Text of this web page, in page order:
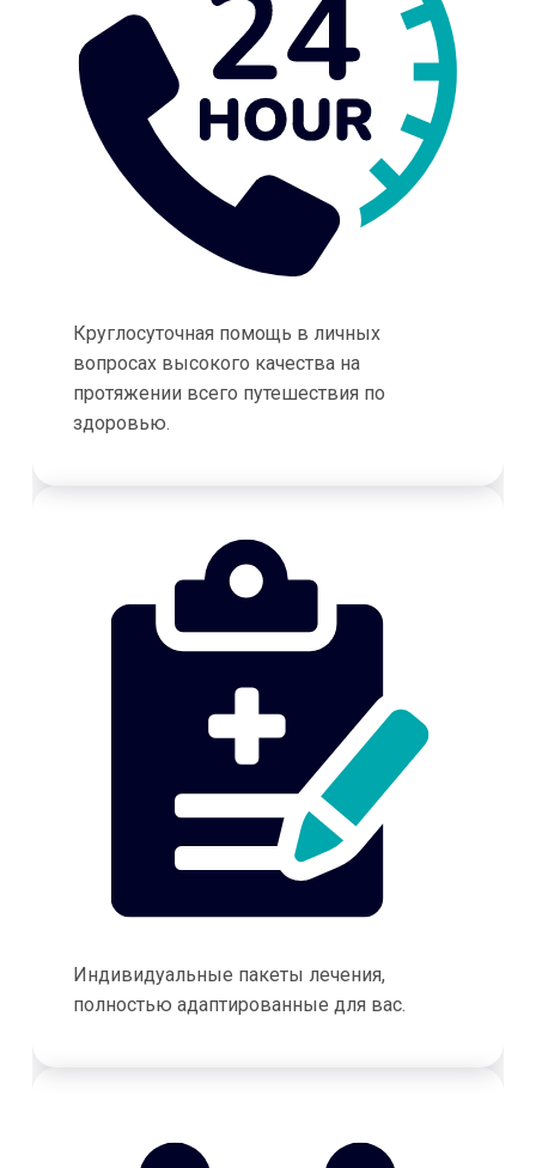
Круглосуточная помощь в личных
вопросах высокого качества на
протяжении всего путешествия по
здоровью.
Индивидуальные пакеты лечения,
полностью адаптированные для вас.